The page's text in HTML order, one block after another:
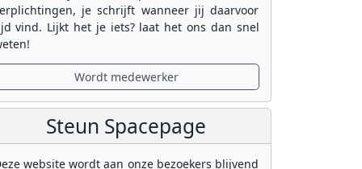
je schrijft wanneer jij daarvoor
vind. Lijkt het je iets? laat het ons dan snel
Wordt medewerker
Steun Spacepage
website wordt aan onze bezoekers blijvend